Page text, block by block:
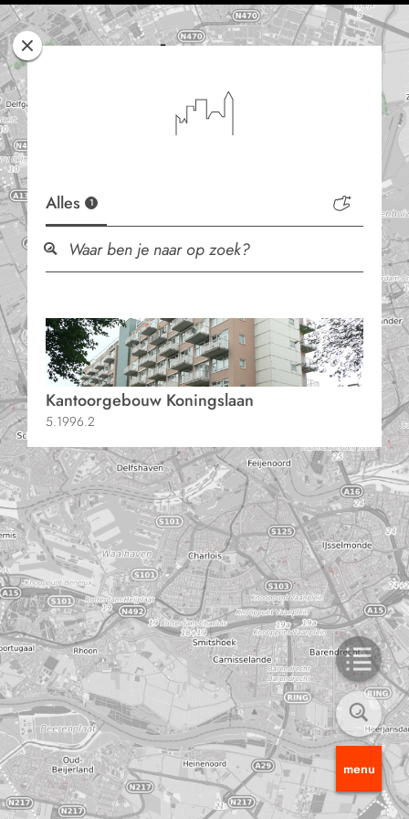
Rotterdam
menu
Alles 1
Kantoorgebouw Koningslaan
5.1996.2